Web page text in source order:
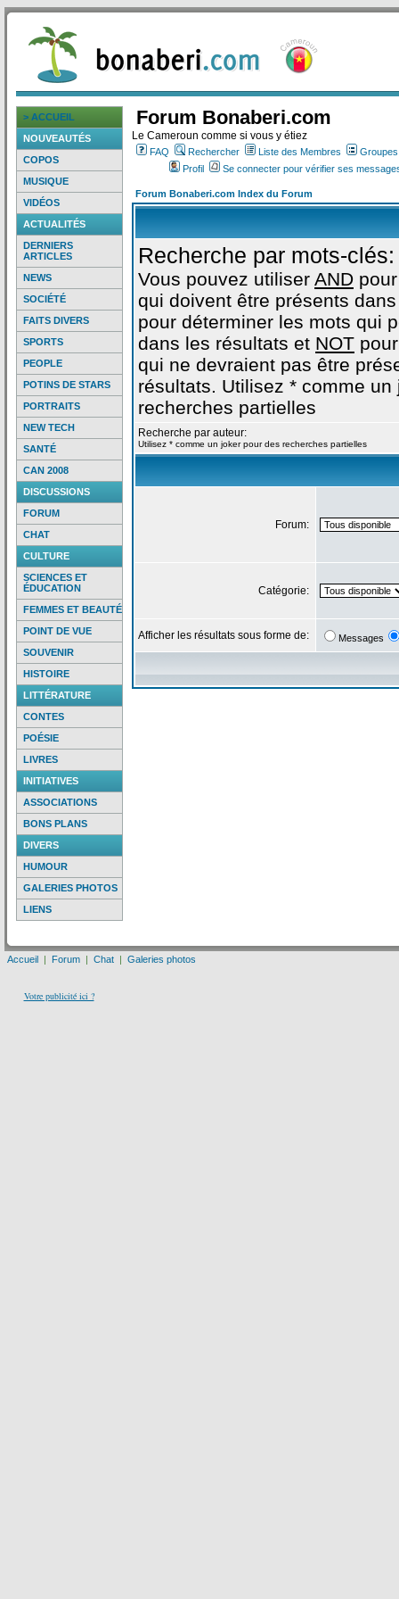
> ACCUEIL
NOUVEAUTÉS
COPOS
MUSIQUE
VIDÉOS
ACTUALITÉS
DERNIERS
ARTICLES
NEWS
SOCIÉTÉ
FAITS DIVERS
SPORTS
PEOPLE
POTINS DE STARS
PORTRAITS
NEW TECH
SANTÉ
CAN 2008
DISCUSSIONS
FORUM
CHAT
CULTURE
SCIENCES ET
ÉDUCATION
FEMMES ET BEAUTÉ
POINT DE VUE
SOUVENIR
HISTOIRE
LITTÉRATURE
CONTES
POÉSIE
LIVRES
INITIATIVES
ASSOCIATIONS
BONS PLANS
DIVERS
HUMOUR
GALERIES PHOTOS
LIENS
Forum Bonaberi.com
Le Cameroun comme si vous y étiez
FAQ Rechercher Liste des Membres
Profil
Se connecter pour vérifier ses
Forum Bonaberi.com Index du Forum
Recherche par mots-clés:
Vous pouvez utiliser AND
qui doivent être présents
pour déterminer les mots qui
dans les résultats et NOT
qui ne devraient pas être
résultats. Utilisez * comme un
recherches partielles
Recherche par auteur:
Utilisez * comme un joker pour des recherches partielles
Forum:
Catégorie:
Afficher les résultats sous forme de: Messages
Accueil | Forum | Chat | Galeries photos
Votre publicité ici ?